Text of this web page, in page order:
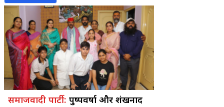
समाजवादी पार्टी : पुष्पवर्षा और शंखनाद